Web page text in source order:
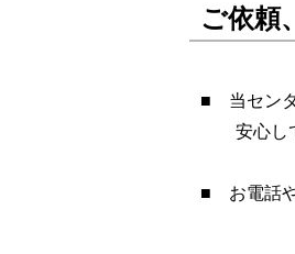
ご依頼
■ 当センタ
安心して
■ お電話や